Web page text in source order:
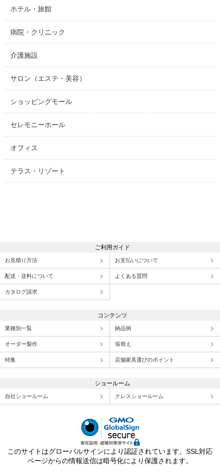
ホテル・旅館
病院・クリニック
介護施設
サロン（エステ・美容）
ショッピングモール
セレモニーホール
オフィス
テラス・リゾート
ご利用ガイド
お見積り方法 お支払いについて
配送・送料について よくある質問
カタログ請求
コンテンツ
業種別一覧 納品例
オーダー製作 張替え
特集 店舗家具選びのポイント
ショールーム
自社ショールーム クレスショールーム
このサイトはグローバルサインにより認証されています。SSL対応
ページからの情報送信は暗号化により保護されます。